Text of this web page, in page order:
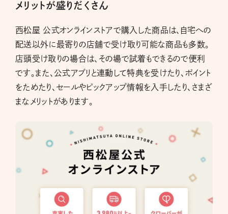
メリットが盛りだくさん
西松屋 公式オンラインストアで購入した商品は、自宅への
配送以外に最寄りの店舗で受け取り可能な商品も多数。
店頭受け取りの場合は、その場で試着もできるので便利
です。また、公式アプリと連動して特典を受けたり、ポイント
をためたり、セールやピックアップ情報を入手したり、さまざ
まなメリットがあります。